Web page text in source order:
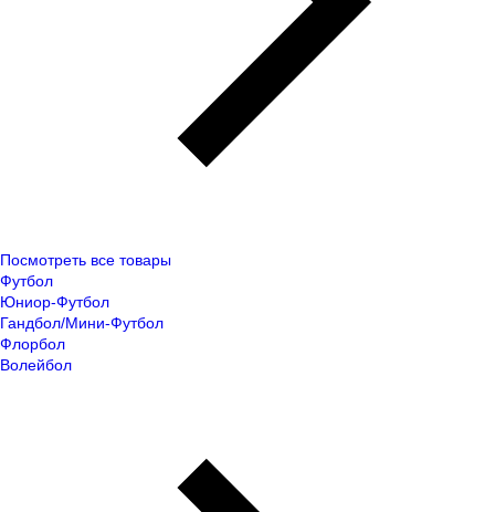
Посмотреть все товары
Футбол
Юниор-Футбол
Гандбол/Мини-Футбол
Флорбол
Волейбол